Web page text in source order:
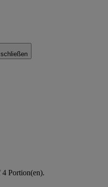
4 Portion(en).